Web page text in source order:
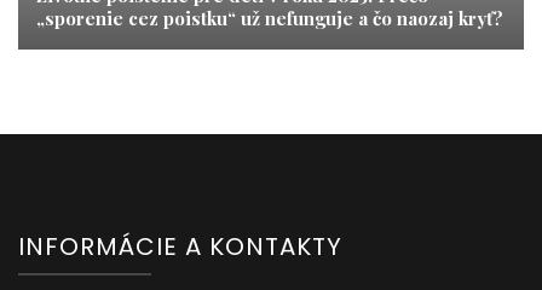
„sporenie cez poistku“ už nefunguje a čo naozaj kryť?
INFORMÁCIE A KONTAKTY